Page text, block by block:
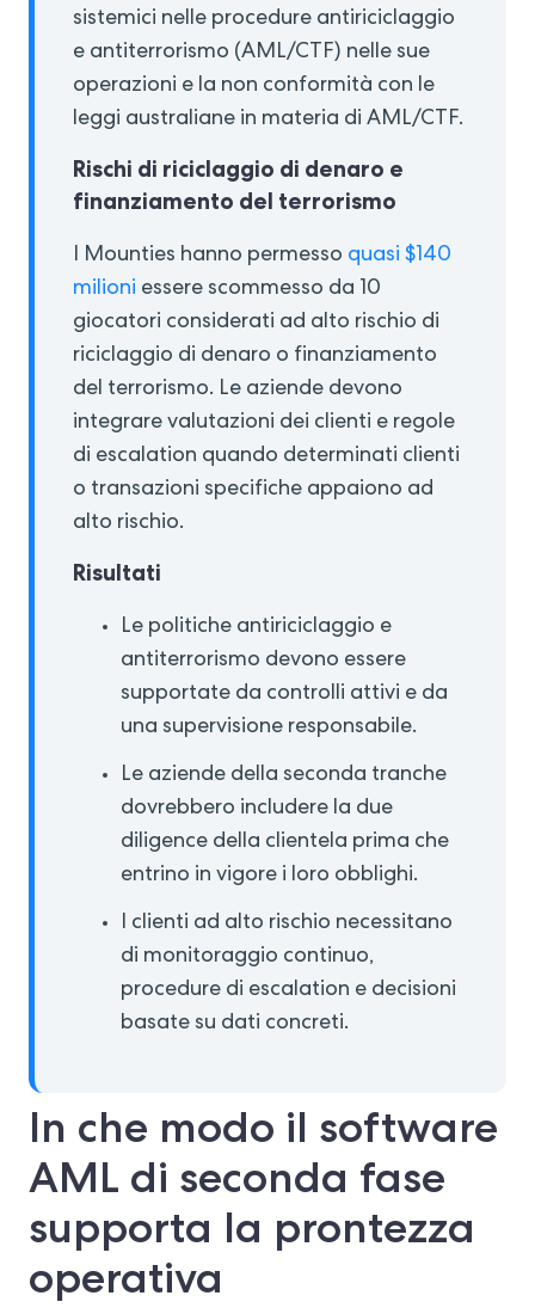
sistemici nelle procedure antiriciclaggio
e antiterrorismo (AML/CTF) nelle sue
operazioni e la non conformità con le
leggi australiane in materia di AML/CTF.
Rischi di riciclaggio di denaro e
finanziamento del terrorismo
I Mounties hanno permesso quasi $140
milioni essere scommesso da 10
giocatori considerati ad alto rischio di
riciclaggio di denaro o finanziamento
del terrorismo. Le aziende devono
integrare valutazioni dei clienti e regole
di escalation quando determinati clienti
o transazioni specifiche appaiono ad
alto rischio.
Risultati
Le politiche antiriciclaggio e
antiterrorismo devono essere
supportate da controlli attivi e da
una supervisione responsabile.
Le aziende della seconda tranche
dovrebbero includere la due
diligence della clientela prima che
entrino in vigore i loro obblighi.
I clienti ad alto rischio necessitano
di monitoraggio continuo,
procedure di escalation e decisioni
basate su dati concreti.
In che modo il software
AML di seconda fase
supporta la prontezza
operativa